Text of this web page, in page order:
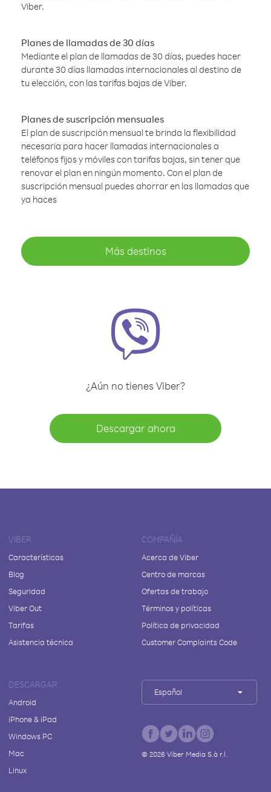
Viber.
Planes de llamadas de 30 días
Mediante el plan de llamadas de 30 días, puedes hacer
durante 30 días llamadas internacionales al destino de
tu elección, con las tarifas bajas de Viber.
Planes de suscripción mensuales
El plan de suscripción mensual te brinda la flexibilidad
necesaria para hacer llamadas internacionales a
teléfonos fijos y móviles con tarifas bajas, sin tener que
renovar el plan en ningún momento. Con el plan de
suscripción mensual puedes ahorrar en las llamadas que
ya haces
Más destinos
¿Aún no tienes Viber?
Descargar ahora
VIBER
Características
Blog
Seguridad
Viber Out
Tarifas
Asistencia técnica
COMPAÑÍA
Acerca de Viber
Centro de marcas
Ofertas de trabajo
Términos y políticas
Política de privacidad
Customer Complaints Code
DESCARGAR
Android
iPhone & iPad
Windows PC
Mac
Linux
Español
© 2026Viber Media S.à r.l.